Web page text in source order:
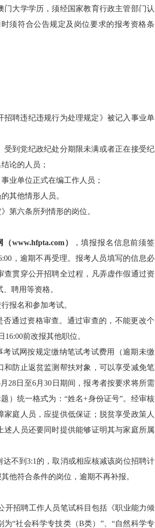
门大学学历，须经国家教育行政主管部门认
须符合公告规定及岗位要求的报考资格条
招聘违纪违规行为处理规定》被记入事业单
受到党纪政纪处分期限未满或者正在接受纪
论的人员；
业单位正式在编工作人员；
其他情形人员。
第六条所列情形的岗位。
www.hfpta.com）
，填报报名信息前须签
，逾期不再受理。报考人员填写的信息必
贯穿公开招聘全过程，凡弄虚作假通过资
聘用等资格。
报名和参加考试。
通过资格审查。通过审查的，不能更改个
前改报其他职位。
考试网按规定缴纳笔试考试费用（逾期未缴
防止返贫监测帮扶对象，可以享受减免笔
28日至6月30日期间，报考者按要求将所需
）统一格式为：“姓名+身份证号”。经审核
庭人员，应提供低保证；脱贫享受政策人
人员还要同时提供能够证明其与家庭所属
不到3:1的，取消或相应核减该岗位招聘计
他符合条件的岗位，逾期不再补报。
开招聘工作人员笔试科目包括《职业能力倾
“社会科学专技类（B类）”、“自然科学专